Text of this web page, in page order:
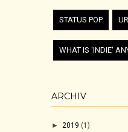
STATUS POP
WHAT IS 'INDIE'
ARCHIV
► 2019 (1)